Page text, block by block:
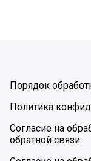
Порядок
Политика
Согласие на
обратной связи